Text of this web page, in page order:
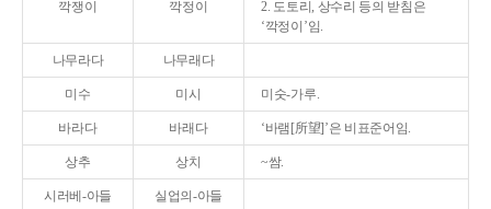
깍쟁이 깍정이
2. 도토리, 상수리 등의 받침은
‘깍정이’임.
나무라다 나무래다
미수 미시 미숫-가루.
바라다 바래다 ‘바램[所望]’은 비표준어임.
상추 상치 ~쌈.
시러베-아들 실업의-아들